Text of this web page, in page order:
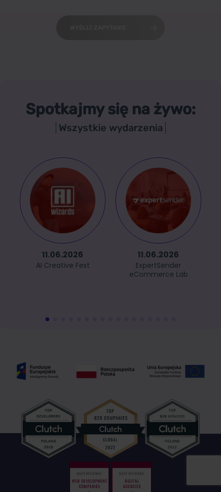
Spotkajmy się na żywo:
Wszystkie wydarzenia
11.06.2026
AI Creative Fest
11.06.2026
ExpertSender
eCommerce Lab